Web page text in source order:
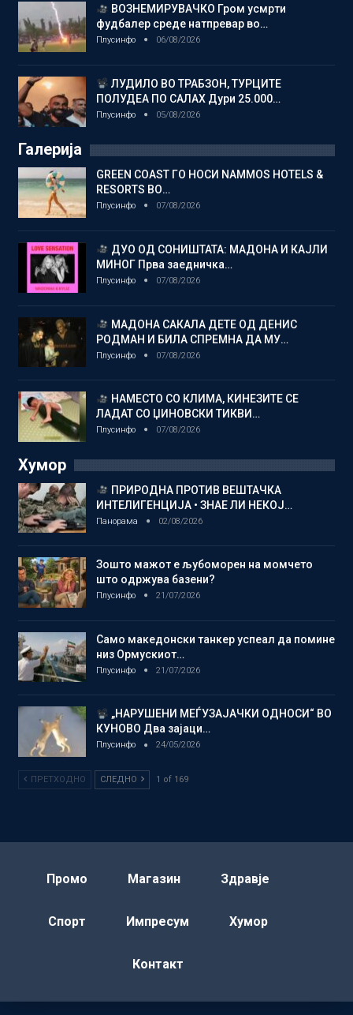
ВОЗНЕМИРУВАЧКО Гром усмрти
фудбалер среде натпревар во…
Плусинфо 06/08/2026
ЛУДИЛО ВО ТРАБЗОН, ТУРЦИТЕ
ПОЛУДЕА ПО САЛАХ Дури 25.000…
Плусинфо 05/08/2026
Галерија
GREEN COAST ГО НОСИ NAMMOS HOTELS &
RESORTS ВО…
Плусинфо 07/08/2026
ДУО ОД СОНИШТАТА: МАДОНА И КАЈЛИ
МИНОГ Прва заедничка…
Плусинфо 07/08/2026
МАДОНА САКАЛА ДЕТЕ ОД ДЕНИС
РОДМАН И БИЛА СПРЕМНА ДА МУ…
Плусинфо 07/08/2026
НАМЕСТО СО КЛИМА, КИНЕЗИТЕ СЕ
ЛАДАТ СО ЏИНОВСКИ ТИКВИ…
Плусинфо 07/08/2026
Хумор
ПРИРОДНА ПРОТИВ ВЕШТАЧКА
ИНТЕЛИГЕНЦИЈА • ЗНАЕ ЛИ НЕКОЈ…
Панорама 02/08/2026
Зошто мажот е љубоморен на момчето
што одржува базени?
Плусинфо 21/07/2026
Само македонски танкер успеал да помине
низ Ормускиот…
Плусинфо 21/07/2026
„НАРУШЕНИ МЕЃУЗАЈАЧКИ ОДНОСИ“ ВО
КУНОВО Два зајаци…
Плусинфо 24/05/2026
ПРЕТХОДНО СЛЕДНО 1 of 169
Промо Магазин Здравје
Спорт Импресум Хумор
Контакт